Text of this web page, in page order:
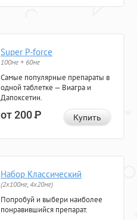
Super P-force
100мг + 60мг
Самые популярные препараты в
одной таблетке — Виагра и
Дапоксетин.
от 200Р Купить
Набор Классический
(2x100мг, 4x20мг)
Попробуй и выбери наиболее
понравившийся препарат.